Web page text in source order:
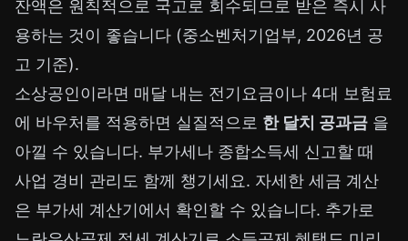
잔액은 원칙적으로 국고로 회수되므로 받은 즉시 사
용하는 것이 좋습니다 (중소벤처기업부, 2026년 공
고 기준).
소상공인이라면 매달 내는 전기요금이나 4대 보험료
에 바우처를 적용하면 실질적으로 한 달치 공과금 을
아낄 수 있습니다. 부가세나 종합소득세 신고할 때
사업 경비 관리도 함께 챙기세요. 자세한 세금 계산
은 부가세 계산기에서 확인할 수 있습니다. 추가로